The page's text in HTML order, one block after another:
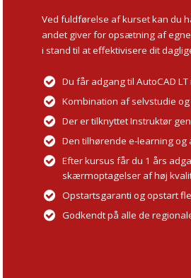
Ved fuldførelse af kurset kan du
andet giver for opsætning af
i stand til at effektivisere dit
Du får adgang til AutoCAD
Kombination af selvstudie
Der er tilknyttet Instruktør
Den tilhørende e-learning
Efter kursus får du 1 års
skærmoptagelser af høj
Opstartsgaranti og opstart
Godkendt på alle de